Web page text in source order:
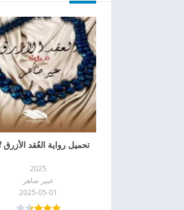
تحميل رواية العُقد الأزرق pdf
2025
عبير ضاهر
2025-05-01